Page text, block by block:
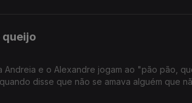
queijo
Andreia e o Alexandre jogam ao "pão pão,
disse que não se amava alguém que